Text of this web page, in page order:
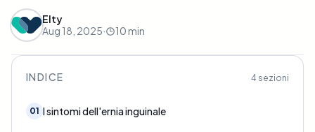
Elty
Aug 18, 2025· 10min
INDICE 4 sezioni
01 I sintomi dell'ernia inguinale